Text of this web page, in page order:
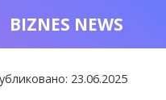
BIZNES NEWS
23.06.2025